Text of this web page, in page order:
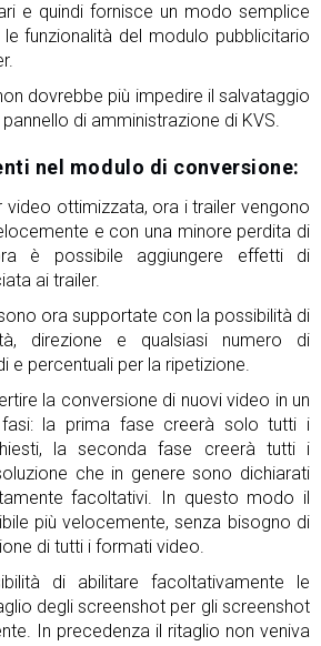
e quindi fornisce un modo semplice
funzionalità del modulo pubblicitario
dovrebbe più impedire il salvataggio
di amministrazione di KVS.
nel modulo di conversione:
video ottimizzata, ora i trailer vengono
e con una minore perdita di
è possibile aggiungere effetti di
ai trailer.
ora supportate con la possibilità di
direzione e qualsiasi numero di
e percentuali per la ripetizione.
la conversione di nuovi video in un
la prima fase creerà solo tutti i
la seconda fase creerà tutti i
che in genere sono dichiarati
facoltativi. In questo modo il
più velocemente, senza bisogno di
di tutti i formati video.
di abilitare facoltativamente le
degli screenshot per gli screenshot
In precedenza il ritaglio non veniva